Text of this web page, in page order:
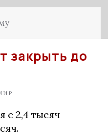
закрыть до
с 2,4 тысяч